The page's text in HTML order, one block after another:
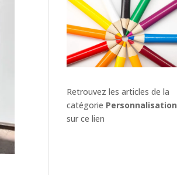
Retrouvez les articles de la
catégorie Personnalisation
sur ce lien